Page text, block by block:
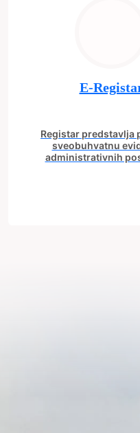
E-
Registar predstavlja
sveobuhvatnu
administrativnih